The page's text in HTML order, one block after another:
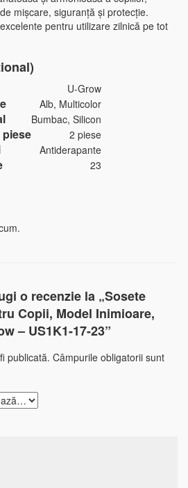
mișcare, siguranță și protecție.
pentru utilizare zilnică pe tot
U-Grow
Alb, Multicolor
Bumbac, Silicon
piese 2 piese
Antiderapante
23
o recenzie la „Sosete
Copii, Model Inimioare,
– US1K1-17-23”
publicată. Câmpurile obligatorii sunt